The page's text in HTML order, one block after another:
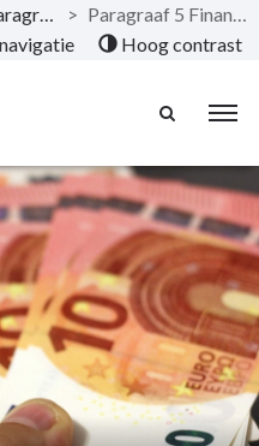
Paragrafen >
Paragraaf 5 Financiering
Hoog contrast